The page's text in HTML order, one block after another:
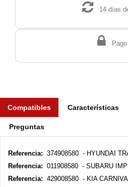
14 días
Pago
Compatibles Características
Preguntas
Referencia: 374908580 - HYUNDAI
Referencia: 011908580 - SUBARU
Referencia: 429008580 - KIA